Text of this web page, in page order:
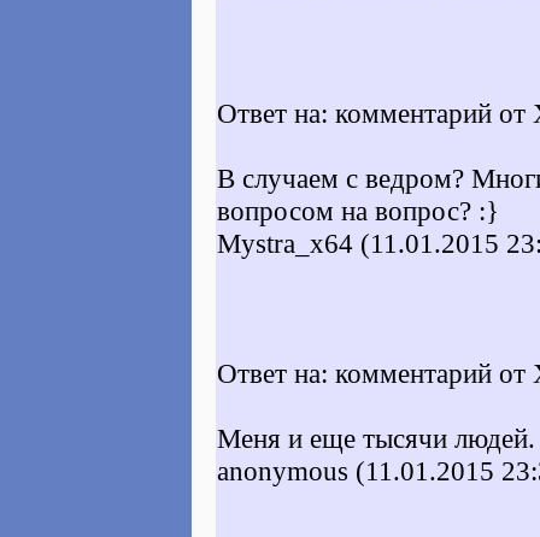
Ответ на: комментарий
В случаем с ведром?
вопросом на вопрос? :}
Mystra_x64 (11.01.2015
Ответ на: комментарий
Меня и еще тысячи людей.
anonymous (11.01.2015